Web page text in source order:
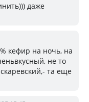
даже
кефир на ночь, на
не то
та еще